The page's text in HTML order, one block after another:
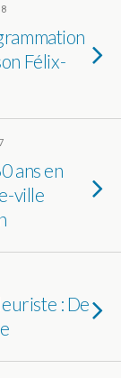
Félix-
ans en
ville
: De